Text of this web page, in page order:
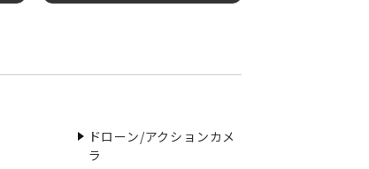
ドローン/アクションカメ
ラ